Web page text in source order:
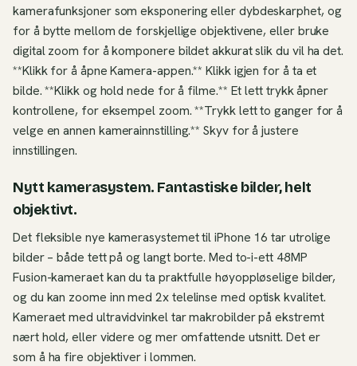
kamerafunksjoner som eksponering eller dybdeskarphet, og
for å bytte mellom de forskjellige objektivene, eller bruke
digital zoom for å komponere bildet akkurat slik du vil ha det.
**Klikk for å åpne Kamera-appen.** Klikk igjen for å ta et
bilde. **Klikk og hold nede for å filme.** Et lett trykk åpner
kontrollene, for eksempel zoom. **Trykk lett to ganger for å
velge en annen kamerainnstilling.** Skyv for å justere
innstillingen.
Nytt kamerasystem. Fantastiske bilder, helt
objektivt.
Det fleksible nye kamerasystemet til iPhone 16 tar utrolige
bilder – både tett på og langt borte. Med to-i-ett 48MP
Fusion-kameraet kan du ta praktfulle høyoppløselige bilder,
og du kan zoome inn med 2x telelinse med optisk kvalitet.
Kameraet med ultravidvinkel tar makrobilder på ekstremt
nært hold, eller videre og mer omfattende utsnitt. Det er
som å ha fire objektiver i lommen.